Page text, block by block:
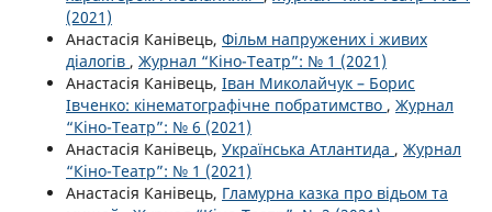
(2021)
Анастасія Канівець, Фільм напружених і живих
діалогів , Журнал “Кіно-Театр”: № 1 (2021)
Анастасія Канівець, Іван Миколайчук – Борис
Івченко: кінематографічне побратимство , Журнал
“Кіно-Театр”: № 6 (2021)
Анастасія Канівець, Українська Атлантида , Журнал
“Кіно-Театр”: № 1 (2021)
Анастасія Канівець, Гламурна казка про відьом та